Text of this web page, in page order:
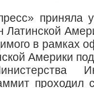
приняла
в рамках
Америки
проходил